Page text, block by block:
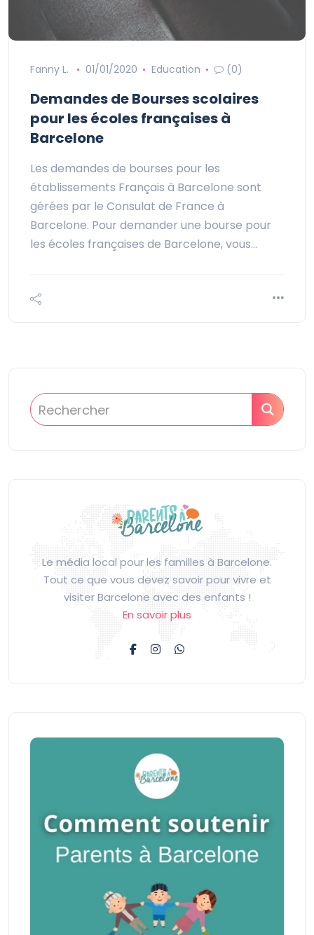
Fanny L. 01/01/2020 Education (0)
Demandes de Bourses scolaires
pour les écoles françaises à
Barcelone
Les demandes de bourses pour les
établissements Français à Barcelone sont
gérées par le Consulat de France à
Barcelone. Pour demander une bourse pour
les écoles françaises de Barcelone, vous…
Le média local pour les familles à Barcelone.
Tout ce que vous devez savoir pour vivre et
visiter Barcelone avec des enfants !
En savoir plus